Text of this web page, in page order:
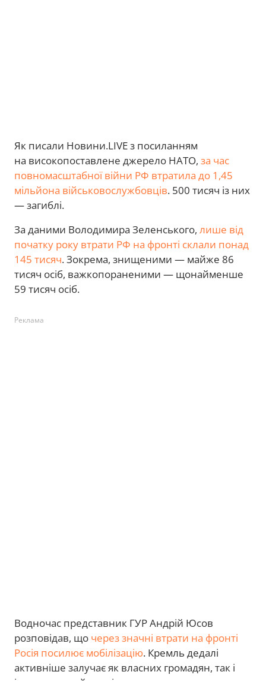
Як писали Новини.LIVE з посиланням
на високопоставлене джерело НАТО, за час
повномасштабної війни РФ втратила до 1,45
мільйона військовослужбовців. 500 тисяч із них
— загиблі.
За даними Володимира Зеленського, лише від
початку року втрати РФ на фронті склали понад
145 тисяч. Зокрема, знищеними — майже 86
тисяч осіб, важкопораненими — щонайменше
59 тисяч осіб.
Реклама
Водночас представник ГУР Андрій Юсов
розповідав, що через значні втрати на фронті
Росія посилює мобілізацію. Кремль дедалі
активніше залучає як власних громадян, так і